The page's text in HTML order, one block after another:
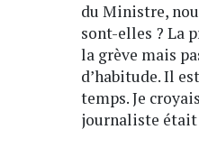
du Ministre,
sont-elles ? La
la grève mais
d’habitude. Il
temps. Je
journaliste était